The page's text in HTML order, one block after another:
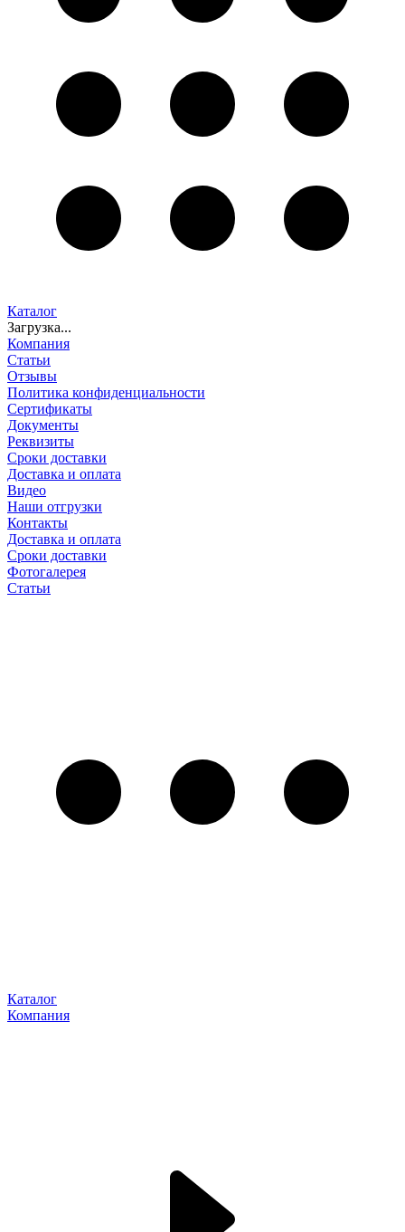
Каталог
Загрузка...
Компания
Статьи
Отзывы
Политика конфиденциальности
Сертификаты
Документы
Реквизиты
Сроки доставки
Доставка и оплата
Видео
Наши отгрузки
Контакты
Доставка и оплата
Сроки доставки
Фотогалерея
Статьи
Каталог
Компания